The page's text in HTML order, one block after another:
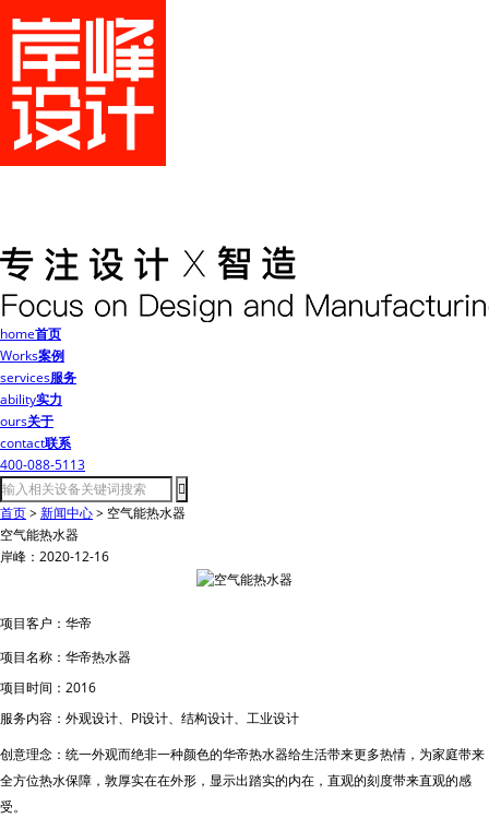
home首页
Works案例
services服务
ability实力
ours关于
contact联系
400-088-5113
首页> 新闻中心> 空气能热水器
空气能热水器
岸峰：2020-12-16
项目客户：华帝
项目名称：华帝热水器
项目时间： 2016
服务内容：外观设计、 PI设计、结构设计、工业设计
创意理念：统一外观而绝非一种颜色的华帝热水器给生活带来更多热情，为家庭带来
全方位热水保障，敦厚实在在外形，显示出踏实的内在，直观的刻度带来直观的感
受。